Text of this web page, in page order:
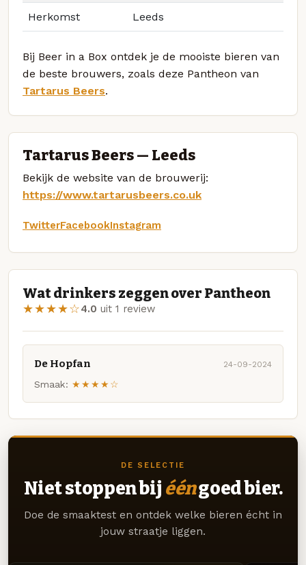
Herkomst Leeds
Bij Beer in a Box ontdek je de mooiste bieren van
de beste brouwers, zoals deze Pantheon van
Tartarus Beers.
Tartarus Beers — Leeds
Bekijk de website van de brouwerij:
https://www.tartarusbeers.co.uk
TwitterFacebookInstagram
Wat drinkers zeggen over Pantheon
★★★★☆4.0 uit 1 review
De Hopfan 24-09-2024
Smaak: ★★★★☆
DE SELECTIE
Niet stoppen bij ééngoed bier.
Doe de smaaktest en ontdek welke bieren écht in
jouw straatje liggen.